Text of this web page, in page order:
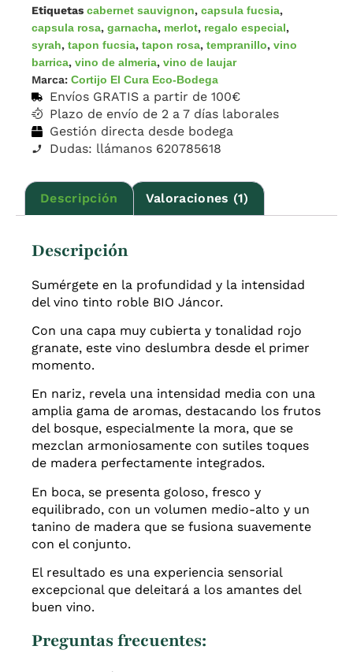
Etiquetas cabernet sauvignon, capsula fucsia,
capsula rosa, garnacha, merlot, regalo especial,
syrah, tapon fucsia, tapon rosa, tempranillo, vino
barrica, vino de almeria, vino de laujar
Marca: Cortijo El Cura Eco-Bodega
Envíos GRATIS a partir de 100€
Plazo de envío de 2 a 7 días laborales
Gestión directa desde bodega
Dudas: llámanos 620785618
Descripción Valoraciones (1)
Descripción
Sumérgete en la profundidad y la intensidad
del vino tinto roble BIO Jáncor.
Con una capa muy cubierta y tonalidad rojo
granate, este vino deslumbra desde el primer
momento.
En nariz, revela una intensidad media con una
amplia gama de aromas, destacando los frutos
del bosque, especialmente la mora, que se
mezclan armoniosamente con sutiles toques
de madera perfectamente integrados.
En boca, se presenta goloso, fresco y
equilibrado, con un volumen medio-alto y un
tanino de madera que se fusiona suavemente
con el conjunto.
El resultado es una experiencia sensorial
excepcional que deleitará a los amantes del
buen vino.
Preguntas frecuentes: